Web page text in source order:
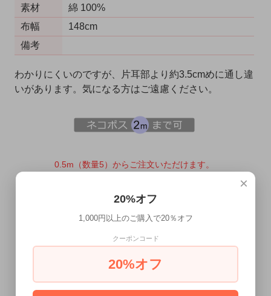
素材
綿 100%
布幅
148cm
備考
わかりにくいのですが、片耳部より約3.5cmめに通し違
いがあります。気になる方はご遠慮ください。
0.5m（数量5）からご注文いただけます。
カートに入れる
商品についてのお問い合わせ
×
20%オフ
1,000円以上のご購入で20％オフ
クーポンコード
20%オフ